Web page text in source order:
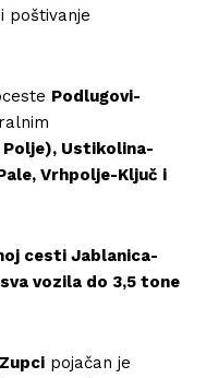
poštivanje
Podlugovi-
Ustikolina-
Vrhpolje-Ključ i
cesti Jablanica-
vozila do 3,5 tone
pojačan je